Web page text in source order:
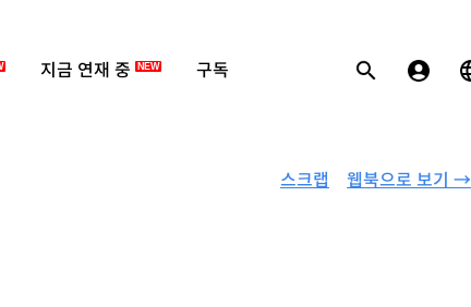
지금 연재 중 NEW 구독
웹북으로 보기 →
스크랩